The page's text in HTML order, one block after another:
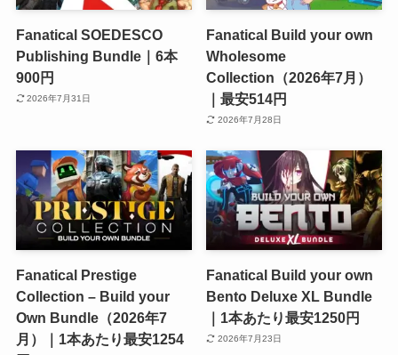
Fanatical SOEDESCO
Publishing Bundle｜6本
900円
2026年7月31日
Fanatical Build your own
Wholesome
Collection（2026年7月）
｜最安514円
2026年7月28日
Fanatical Prestige
Collection – Build your
Own Bundle（2026年7
月）｜1本あたり最安1254
Fanatical Build your own
Bento Deluxe XL Bundle
｜1本あたり最安1250円
2026年7月23日